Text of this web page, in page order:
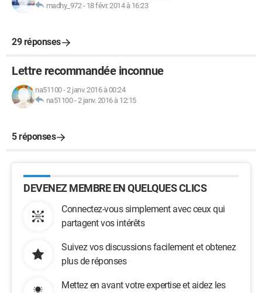
madhy_972- 18 févr. 2014 à 16:23
29 réponses
Lettre recommandée inconnue
na51100-2 janv. 2016 à 00:24
na51100-2 janv. 2016 à 12:15
5 réponses
DEVENEZ MEMBRE EN QUELQUES CLICS
Connectez-vous simplement avec ceux qui
partagent vos intérêts
Suivez vos discussions facilement et obtenez
plus de réponses
Mettez en avant votre expertise et aidez les